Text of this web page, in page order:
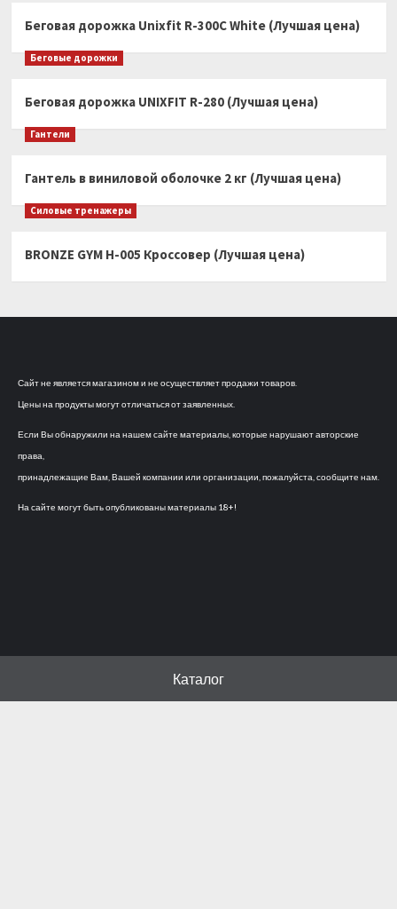
Беговая дорожка Unixfit R-300C White (Лучшая цена)
Беговые дорожки
Беговая дорожка UNIXFIT R-280 (Лучшая цена)
Гантели
Гантель в виниловой оболочке 2 кг (Лучшая цена)
Силовые тренажеры
BRONZE GYM H-005 Кроссовер (Лучшая цена)
Сайт не является магазином и не осуществляет продажи товаров.
Цены на продукты могут отличаться от заявленных.
Если Вы обнаружили на нашем сайте материалы, которые нарушают авторские
права,
принадлежащие Вам, Вашей компании или организации, пожалуйста, сообщите нам.
На сайте могут быть опубликованы материалы 18+!
Каталог